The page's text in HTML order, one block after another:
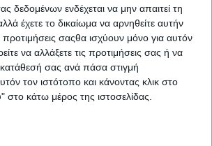
δεδομένων ενδέχεται να μην απαιτεί τη
έχετε το δικαίωμα να αρνηθείτε αυτήν
προτιμήσεις σαςθα ισχύουν μόνο για αυτόν
να αλλάξετε τις προτιμήσεις σας ή να
σας ανά πάσα στιγμή
τον ιστότοπο και κάνοντας κλικ στο
κάτω μέρος της ιστοσελίδας.